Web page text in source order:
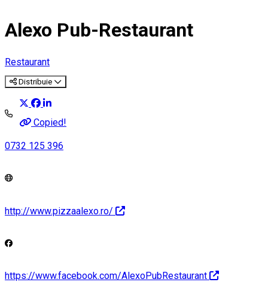
Alexo Pub-Restaurant
Restaurant
Distribuie
Copied!
0732 125 396
http://www.pizzaalexo.ro/
https://www.facebook.com/AlexoPubRestaurant